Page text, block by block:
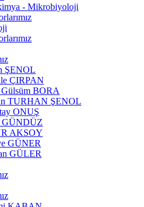
- Mikrobiyoloji
ŞENOL
ÇIRPAN
Gülsüm BORA
TURHAN ŞENOL
ONUŞ
GÜNDÜZ
AKSOY
GÜNER
GÜLER